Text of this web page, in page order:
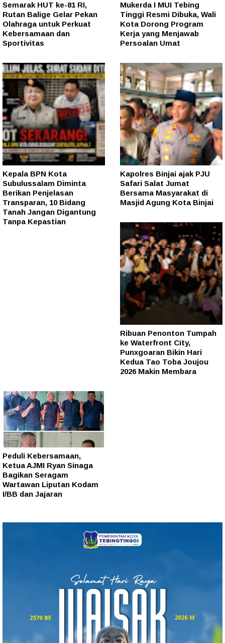
Semarak HUT ke-81 RI,
Rutan Balige Gelar Pekan
Olahraga untuk Perkuat
Kebersamaan dan
Sportivitas
Mukerda I MUI Tebing
Tinggi Resmi Dibuka, Wali
Kota Dorong Program
Kerja yang Menjawab
Persoalan Umat
Kepala BPN Kota
Subulussalam Diminta
Berikan Penjelasan
Transparan, 10 Bidang
Tanah Jangan Digantung
Tanpa Kepastian
Kapolres Binjai ajak PJU
Safari Salat Jumat
Bersama Masyarakat di
Masjid Agung Kota Binjai
Ribuan Penonton Tumpah
ke Waterfront City,
Punxgoaran Bikin Hari
Kedua Tao Toba Joujou
2026 Makin Membara
Peduli Kebersamaan,
Ketua AJMI Ryan Sinaga
Bagikan Seragam
Wartawan Liputan Kodam
I/BB dan Jajaran